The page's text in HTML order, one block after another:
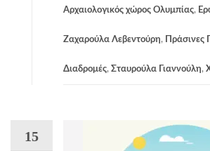
Αρχαιολογικός χώρος Ολυμπίας,
Ζαχαρούλα Λεβεντούρη, Πράσινες
Διαδρομές, Σταυρούλα Γιαννούλη,
15